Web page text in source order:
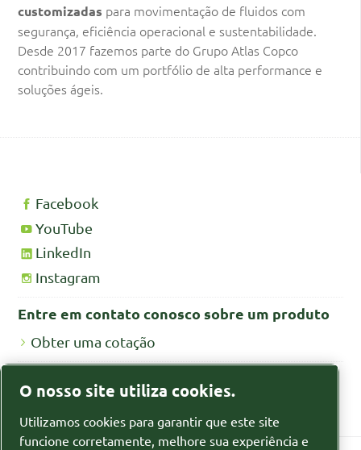
customizadas para movimentação de fluidos com
segurança, eficiência operacional e sustentabilidade.
Desde 2017 fazemos parte do Grupo Atlas Copco
contribuindo com um portfólio de alta performance e
soluções ágeis.
Facebook
YouTube
LinkedIn
Instagram
Entre em contato conosco sobre um produto
Obter uma cotação
O nosso site utiliza cookies.
Utilizamos cookies para garantir que este site
funcione corretamente, melhore sua experiência e